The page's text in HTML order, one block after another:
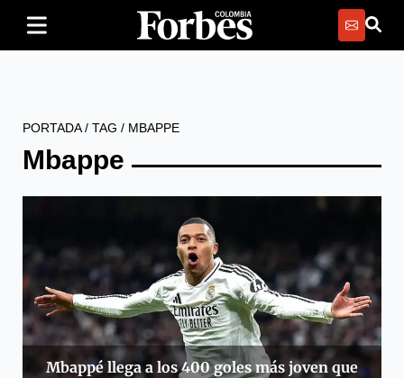
PORTADA/ TAG / MBAPPE
Mbappe
Mbappé llega a los 400 goles más joven que